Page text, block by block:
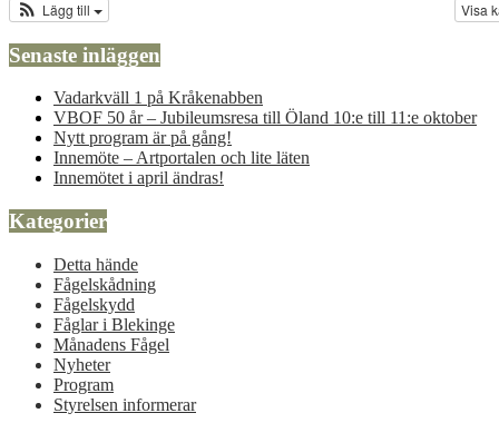
Visa
Lägg till
Senaste inläggen
Vadarkväll 1 på Kråkenabben
VBOF 50 år – Jubileumsresa till Öland 10:e till 11:e oktober
Nytt program är på gång!
Innemöte – Artportalen och lite läten
Innemötet i april ändras!
Kategorier
Detta hände
Fågelskådning
Fågelskydd
Fåglar i Blekinge
Månadens Fågel
Nyheter
Program
Styrelsen informerar